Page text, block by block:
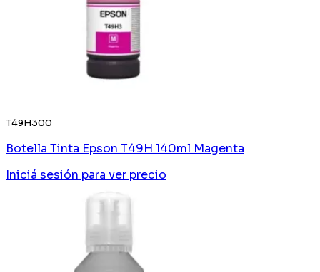
T49H300
Botella Tinta Epson T49H 140ml Magenta
Iniciá sesión para ver precio